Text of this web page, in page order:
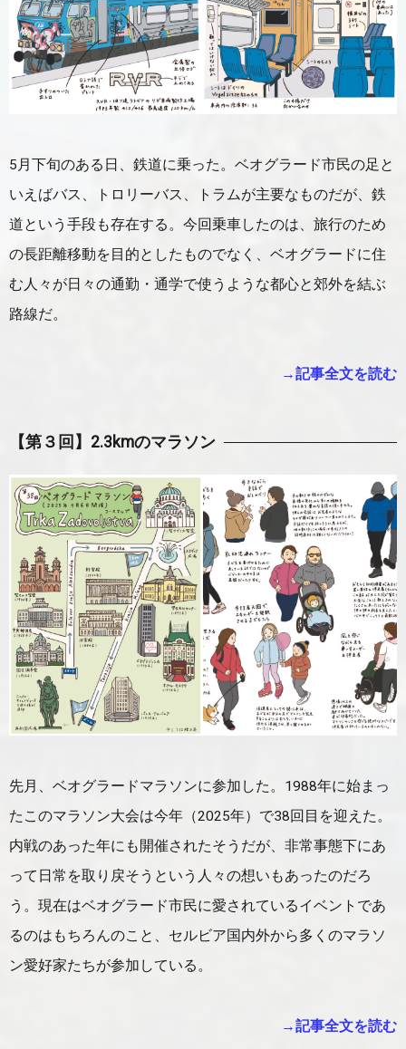
5月下旬のある日、鉄道に乗った。ベオグラード市民の足と
いえばバス、トロリーバス、トラムが主要なものだが、鉄
道という手段も存在する。今回乗車したのは、旅行のため
の長距離移動を目的としたものでなく、ベオグラードに住
む人々が日々の通勤・通学で使うような都心と郊外を結ぶ
路線だ。
→記事全文を読む
【第３回】 2.3kmのマラソン
先月、ベオグラードマラソンに参加した。1988年に始まっ
たこのマラソン大会は今年（2025年）で38回目を迎えた。
内戦のあった年にも開催されたそうだが、非常事態下にあ
って日常を取り戻そうという人々の想いもあったのだろ
う。現在はベオグラード市民に愛されているイベントであ
るのはもちろんのこと、セルビア国内外から多くのマラソ
ン愛好家たちが参加している。
→記事全文を読む